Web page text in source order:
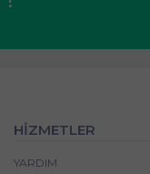
HİZMETLER
YARDIM